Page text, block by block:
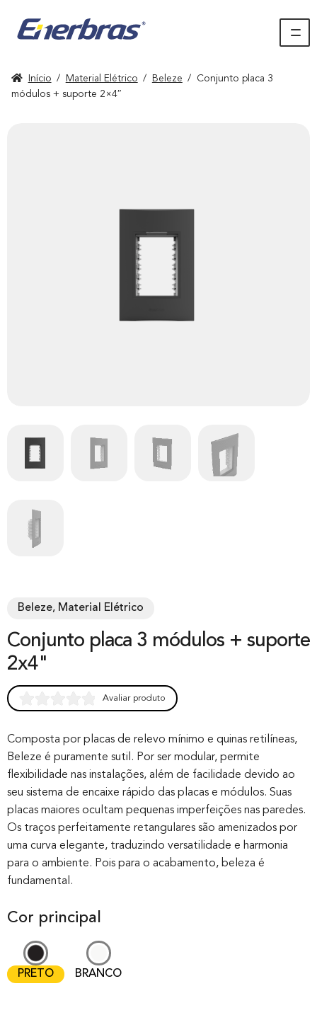
Início / Material Elétrico / Beleze /
Conjunto placa 3
módulos + suporte 2×4″
Beleze, Material Elétrico
Conjunto placa 3 módulos + suporte
2x4"
out of 0
based on
customer
rating
Avaliar produto
Composta por placas de relevo mínimo e quinas retilíneas,
Beleze é puramente sutil. Por ser modular, permite
flexibilidade nas instalações, além de facilidade devido ao
seu sistema de encaixe rápido das placas e módulos. Suas
placas maiores ocultam pequenas imperfeições nas paredes.
Os traços perfeitamente retangulares são amenizados por
uma curva elegante, traduzindo versatilidade e harmonia
para o ambiente. Pois para o acabamento, beleza é
fundamental.
Cor principal
PRETO BRANCO